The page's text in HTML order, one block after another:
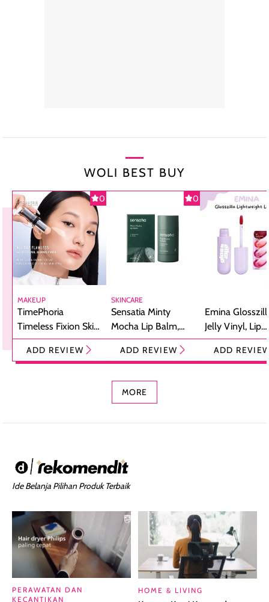
WOLI BEST BUY
0
MAKEUP
TimePhoria
Timeless Fixion Skin
Tint Stick,
Foundation dan
ADD REVIEW
0
SKINCARE
Sensatia Minty
Mocha Lip Balm,
Pelembap Bibir
dengan Aroma
ADD REVIEW
Emina
Jelly Vinyl, Lip
Cream Glossy
Ringan
ADD
MORE
Ide Belanja Pilihan Produk Terbaik
PERAWATAN DAN
KECANTIKAN
HOME & LIVING